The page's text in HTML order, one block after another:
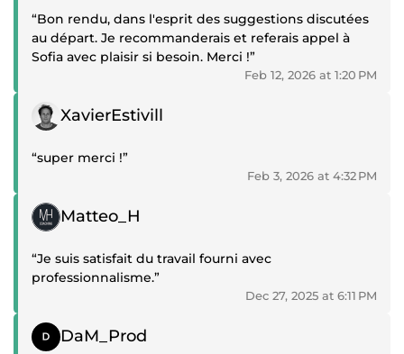
“Bon rendu, dans l'esprit des suggestions discutées
au départ. Je recommanderais et referais appel à
Sofia avec plaisir si besoin. Merci !”
Feb 12, 2026 at 1:20 PM
Positive review
XavierEstivill
“super merci !”
Feb 3, 2026 at 4:32 PM
Positive review
Matteo_H
“Je suis satisfait du travail fourni avec
professionnalisme.”
Dec 27, 2025 at 6:11 PM
Positive review
DaM_Prod